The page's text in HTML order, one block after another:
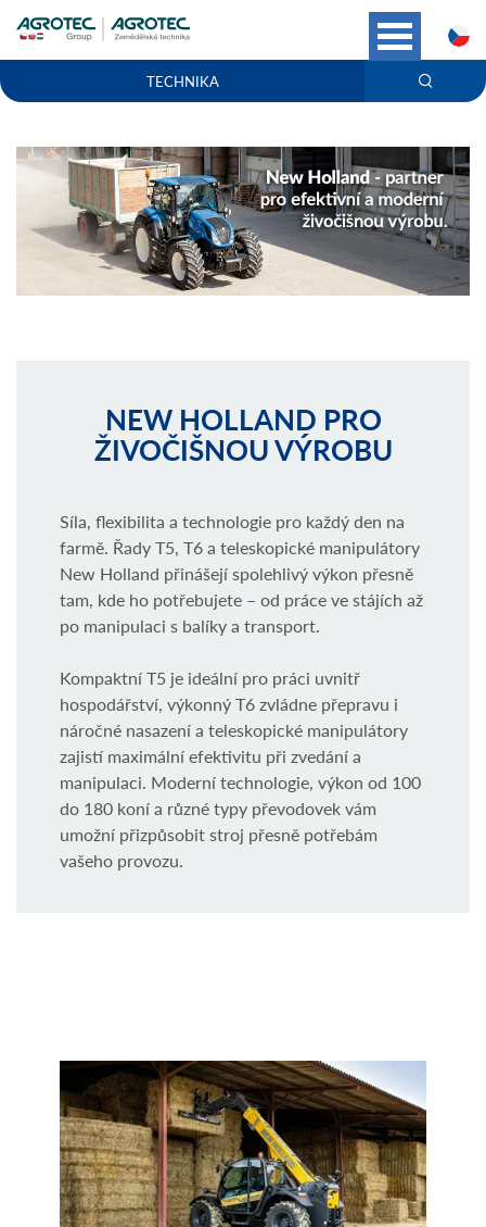
TECHNIKA
NEW HOLLAND PRO
ŽIVOČIŠNOU VÝROBU
Síla, flexibilita a technologie pro každý den na
farmě. Řady T5, T6 a teleskopické manipulátory
New Holland přinášejí spolehlivý výkon přesně
tam, kde ho potřebujete – od práce ve stájích až
po manipulaci s balíky a transport.
Kompaktní T5 je ideální pro práci uvnitř
hospodářství, výkonný T6 zvládne přepravu i
náročné nasazení a teleskopické manipulátory
zajistí maximální efektivitu při zvedání a
manipulaci. Moderní technologie, výkon od 100
do 180 koní a různé typy převodovek vám
umožní přizpůsobit stroj přesně potřebám
vašeho provozu.